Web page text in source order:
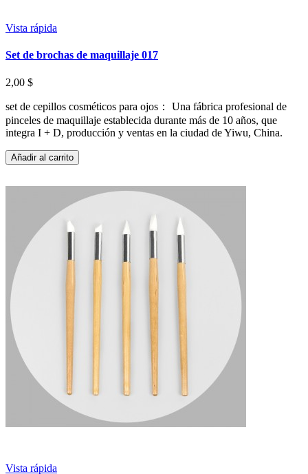
Vista rápida
Set de brochas de maquillaje 017
2,00 $
set de cepillos cosméticos para ojos： Una fábrica profesional de
pinceles de maquillaje establecida durante más de 10 años, que
integra I + D, producción y ventas en la ciudad de Yiwu, China.
Añadir al carrito
Vista rápida